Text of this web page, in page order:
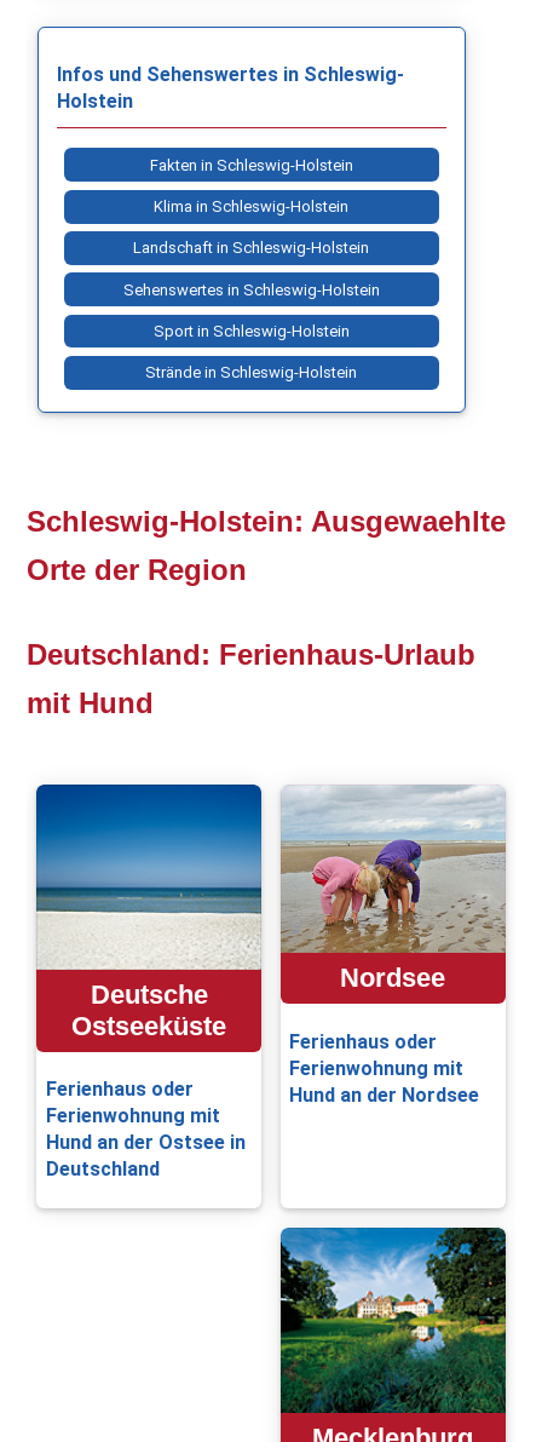
Infos und Sehenswertes in Schleswig-
Holstein
Fakten in Schleswig-Holstein
Klima in Schleswig-Holstein
Landschaft in Schleswig-Holstein
Sehenswertes in Schleswig-Holstein
Sport in Schleswig-Holstein
Strände in Schleswig-Holstein
Schleswig-Holstein: Ausgewaehlte
Orte der Region
Deutschland: Ferienhaus-Urlaub
mit Hund
Deutsche
Ostseeküste
Ferienhaus oder
Ferienwohnung mit
Hund an der Ostsee in
Deutschland
Nordsee
Ferienhaus oder
Ferienwohnung mit
Hund an der Nordsee